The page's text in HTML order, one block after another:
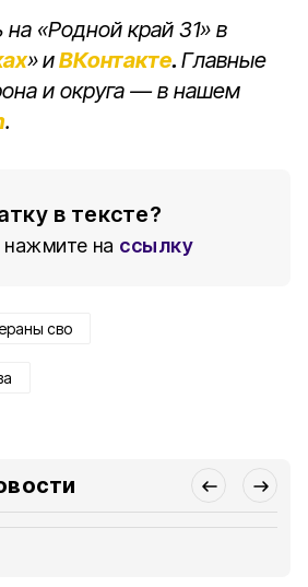
«Родной край 31» в
»иВКонтакте. Главные
и округа — в нашем
.
в тексте?
на ссылку
сво